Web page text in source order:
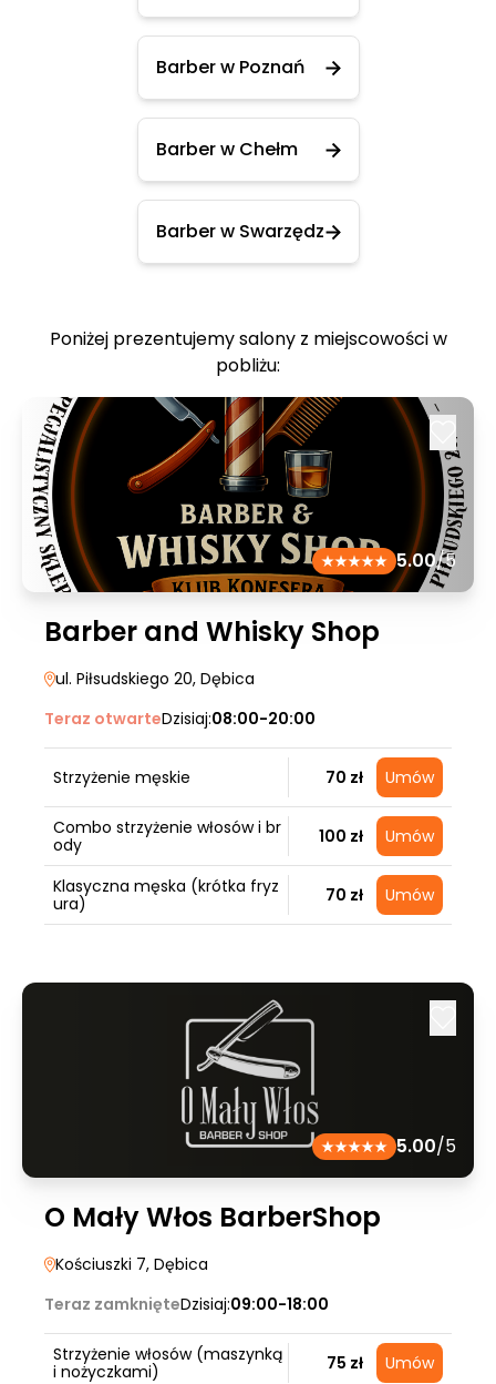
Barber w Poznań
Barber w Chełm
Barber w Swarzędz
Poniżej prezentujemy salony z miejscowości w
pobliżu:
5.00/5
Barber and Whisky Shop
ul. Piłsudskiego 20, Dębica
Teraz otwarteDzisiaj:08:00-20:00
Strzyżenie męskie 70 zł Umów
Combo strzyżenie włosów i br
ody
100 zł Umów
Klasyczna męska (krótka fryz
ura)
70 zł Umów
5.00/5
O Mały Włos BarberShop
Kościuszki 7, Dębica
Teraz zamknięteDzisiaj:09:00-18:00
Strzyżenie włosów (maszynką
i nożyczkami)
75 zł Umów